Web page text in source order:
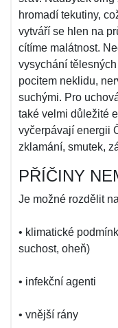
hromadí tekutiny,
vytváří se hlen na
cítíme malátnost.
vysychání
pocitem neklidu,
suchými. Pro
také velmi důležité
vyčerpávají energii
zklamání, smutek,
PŘÍČINY
Je možné rozdělit
• klimatické
suchost, oheň)
• infekční agenti
• vnější rány